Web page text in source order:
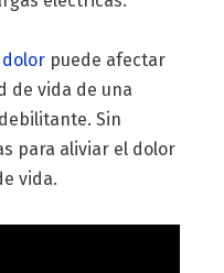
dolorpuede afectar
de vida de una
Sin
para aliviar el dolor
vida.